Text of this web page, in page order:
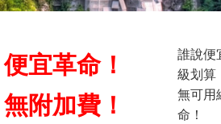
便宜革命！
誰說便
級划算
無附加費！
無可用
命！